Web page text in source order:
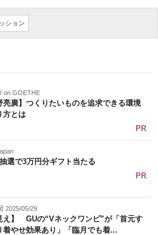
ト
援
イト
線
話題
ション
on GOETHE
亮廣】つくりたいものを追求できる環境
方とは
PR
選で3万円分ギフト当たる
PR
2025/05/29
え】 GUの“Vネックワンピ”が「首元す
着やせ効果あり」「臨月でも着...